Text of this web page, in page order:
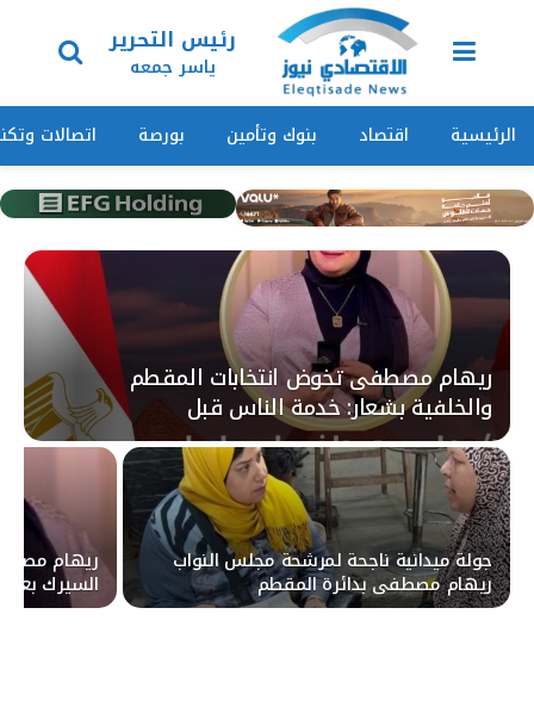
رئيس التحرير
ياسر جمعه
الرئيسية اقتصاد بنوك وتأمين بورصة اتصالات
ريهام مصطفى تخوض انتخابات المقطم
والخلفية بشعار: خدمة الناس قبل
الكرسي
جولة ميدانية ناجحة لمرشحة مجلس النواب
ريهام مصطفى بدائرة المقطم
ريهام
السيرك بعد